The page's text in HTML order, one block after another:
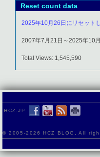
Reset count data
2025年10月26日にリセット
2007年7月21日～2025年10
Total Views: 1,545,590
HCZ.JP
© 2005-2026 HCZ BLOG, All